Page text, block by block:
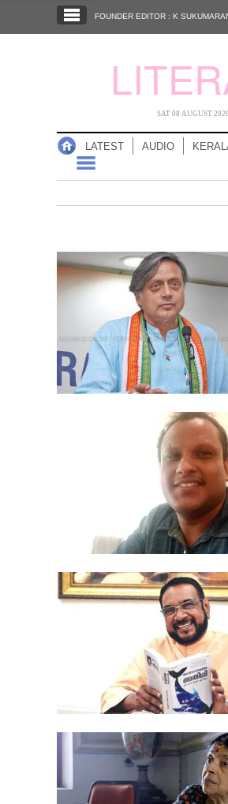
KERALA
NEWS 360
CARTOONS
FOUNDER EDITOR : K
SAT 08 AUGUST 2026
LATEST AUDIO